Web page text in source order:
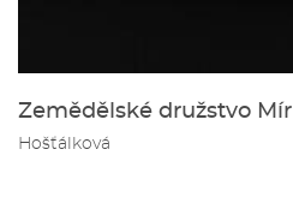
Zemědělské družstvo Mír
Hošťálková